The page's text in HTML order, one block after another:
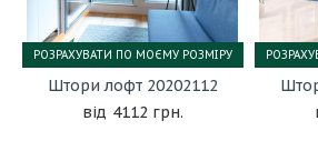
Штори лофт 20202112
4112 грн.
РОЗРАХУВАТИ ПО МОЄМУ РОЗМІРУ